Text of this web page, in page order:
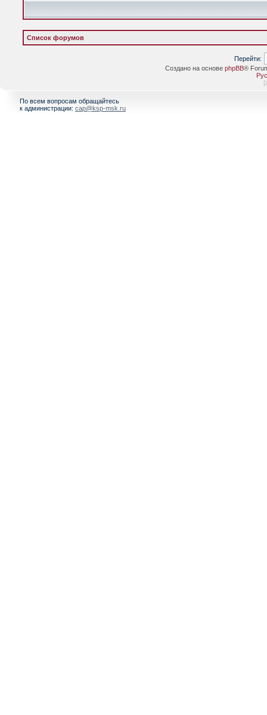
Список форумов
Перейти:
Создано на основе phpBB®
[
По всем вопросам обращайтесь
к администрации: cap@ksp-msk.ru